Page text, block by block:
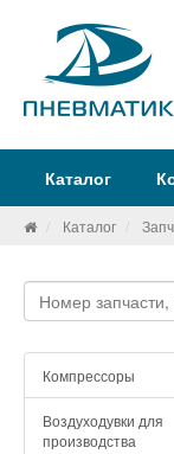
Каталог
Каталог
Компрессоры
Воздуходувки для
производства